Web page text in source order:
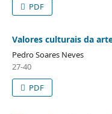
PDF
Valores culturais da
Pedro Soares Neves
27-40
PDF